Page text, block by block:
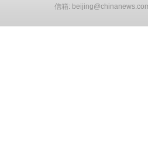
信箱: